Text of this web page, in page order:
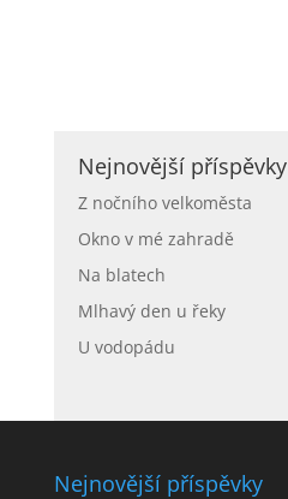
Nejnovější příspěvky
Z nočního velkoměsta
Okno v mé zahradě
Na blatech
Mlhavý den u řeky
U vodopádu
Nejnovější příspěvky